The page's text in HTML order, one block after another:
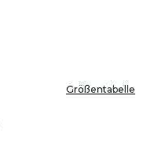
Größentabelle